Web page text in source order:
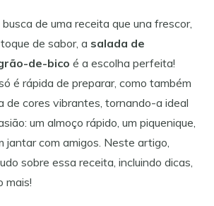
de uma receita que una frescor,
de sabor, a salada de
de-bico é a escolha perfeita!
é rápida de preparar, como também
de cores vibrantes, tornando-a ideal
um almoço rápido, um piquenique,
jantar com amigos. Neste artigo,
sobre essa receita, incluindo dicas,
mais!